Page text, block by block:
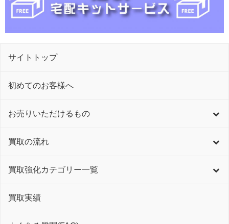
サイトトップ
初めてのお客様へ
お売りいただけるもの
買取の流れ
買取強化カテゴリー一覧
買取実績